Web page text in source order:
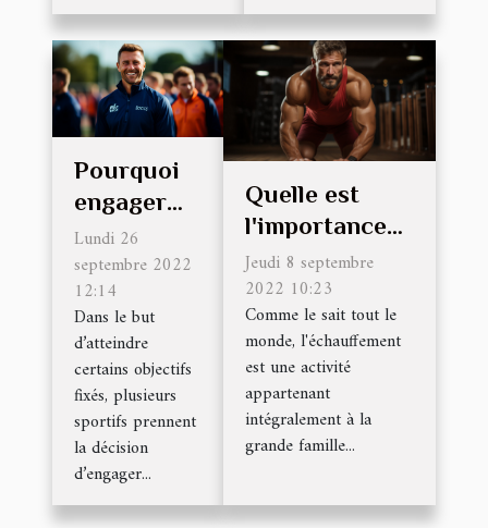
Pourquoi
engager
un coach
sportif ?
Lundi 26
septembre 2022
12:14
Dans le but
d’atteindre
certains objectifs
fixés, plusieurs
sportifs prennent
la décision
d’engager...
Quelle est
l'importance
de
l'échauffement
en
musculation ?
Jeudi 8 septembre
2022 10:23
Comme le sait tout le
monde, l'échauffement
est une activité
appartenant
intégralement à la
grande famille...